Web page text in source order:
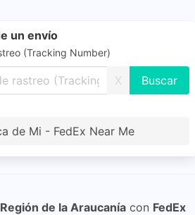
un envío
(Tracking Number)
X
de Mi - FedEx Near Me
Región de la Araucanía con FedEx